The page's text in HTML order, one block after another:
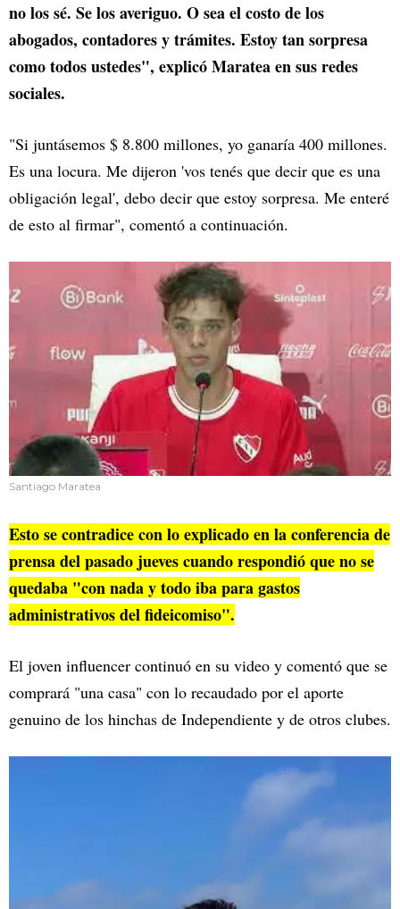
no los sé. Se los averiguo. O sea el costo de los
abogados, contadores y trámites. Estoy tan sorpresa
como todos ustedes", explicó Maratea en sus redes
sociales.
"Si juntásemos $ 8.800 millones, yo ganaría 400 millones.
Es una locura. Me dijeron 'vos tenés que decir que es una
obligación legal', debo decir que estoy sorpresa. Me enteré
de esto al firmar", comentó a continuación.
Santiago Maratea
Esto se contradice con lo explicado en la conferencia de
prensa del pasado jueves cuando respondió que no se
quedaba "con nada y todo iba para gastos
administrativos del fideicomiso".
El joven influencer continuó en su video y comentó que se
comprará "una casa" con lo recaudado por el aporte
genuino de los hinchas de Independiente y de otros clubes.